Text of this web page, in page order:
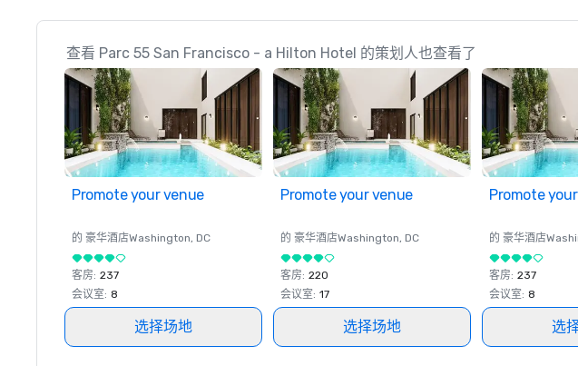
查看 Parc 55 San Francisco - a Hilton Hotel 的策划人也查看了
Promote your venue
的 豪华酒店Washington, DC
客房: 237
会议室: 8
选择场地
Promote your venue
的 豪华酒店Washington, DC
客房: 220
会议室: 17
选择场地
Promote
的 豪华酒店
客房: 237
会议室: 8
选